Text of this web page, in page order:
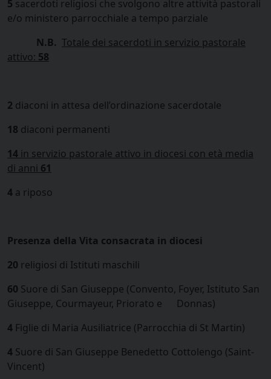
5 sacerdoti religiosi che svolgono altre attività pastorali
e/o ministero parrocchiale a tempo parziale
N.B. Totale dei sacerdoti in servizio pastorale
attivo: 58
2 diaconi in attesa dell’ordinazione sacerdotale
18 diaconi permanenti
14 in servizio pastorale attivo in diocesi con età media
di anni 61
4 a riposo
Presenza della Vita consacrata in diocesi
20 religiosi di Istituti maschili
60 Suore di San Giuseppe (Convento, Foyer, Istituto San
Giuseppe, Courmayeur, Priorato e Donnas)
4 Figlie di Maria Ausiliatrice (Parrocchia di St Martin)
4 Suore di San Giuseppe Benedetto Cottolengo (Saint-
Vincent)